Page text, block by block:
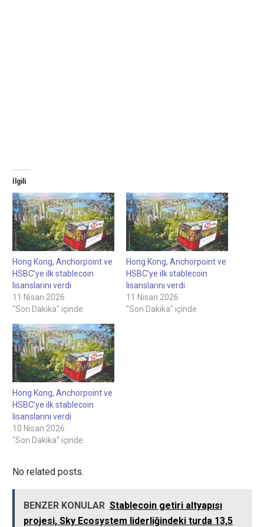
İlgili
Hong Kong, Anchorpoint ve
HSBC’ye ilk stablecoin
lisanslarını verdi
11 Nisan 2026
"Son Dakika" içinde
Hong Kong, Anchorpoint ve
HSBC’ye ilk stablecoin
lisanslarını verdi
11 Nisan 2026
"Son Dakika" içinde
Hong Kong, Anchorpoint ve
HSBC’ye ilk stablecoin
lisanslarını verdi
10 Nisan 2026
"Son Dakika" içinde
No related posts.
BENZER KONULAR Stablecoin getiri altyapısı
projesi, Sky Ecosystem liderliğindeki turda 13,5